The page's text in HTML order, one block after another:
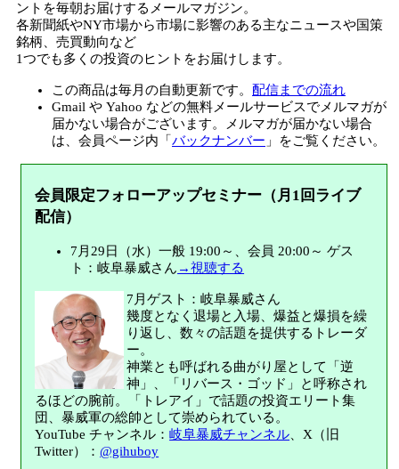
ントを毎朝お届けするメールマガジン。
各新聞紙やNY市場から市場に影響のある主なニュースや国策
銘柄、売買動向など
1つでも多くの投資のヒントをお届けします。
この商品は毎月の自動更新です。 配信までの流れ
Gmail や Yahoo などの無料メールサービスでメルマガが
届かない場合がございます。メルマガが届かない場合
は、会員ページ内「 バックナンバー 」をご覧ください。
会員限定フォローアップセミナー（月1回ライブ
配信）
7月29日（水）一般 19:00～、会員 20:00～ ゲス
ト：岐阜暴威さん →視聴する
7月ゲスト：岐阜暴威さん
幾度となく退場と入場、爆益と爆損を繰
り返し、数々の話題を提供するトレーダ
ー。
神業とも呼ばれる曲がり屋として「逆
神」、「リバース・ゴッド」と呼称され
るほどの腕前。「トレアイ」で話題の投資エリート集
団、暴威軍の総帥として崇められている。
YouTube チャンネル：岐阜暴威チャンネル 、X（旧
Twitter）：@gihuboy